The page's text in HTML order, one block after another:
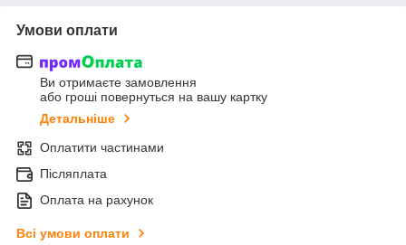
Умови оплати
Ви отримаєте замовлення
або гроші повернуться на вашу картку
Детальніше
Оплатити частинами
Післяплата
Оплата на рахунок
Всі умови оплати